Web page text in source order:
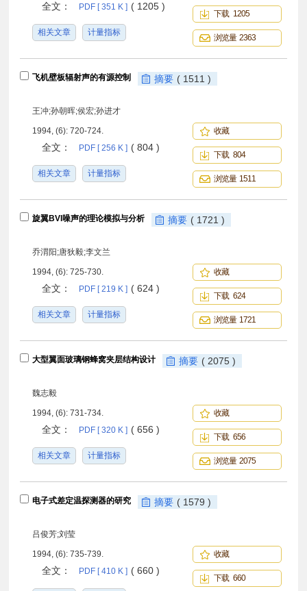
全文： PDF [ 351 K ] ( 1205 )
相关文章 计量指标
下载 1205
浏览量 2363
飞机壁板辐射声的有源控制 摘要 ( 1511 )
王冲;孙朝晖;侯宏;孙进才
1994, (6): 720-724.
全文： PDF [ 256 K ] ( 804 )
相关文章 计量指标
收藏
下载 804
浏览量 1511
旋翼BVI噪声的理论模拟与分析 摘要 ( 1721 )
乔渭阳;唐狄毅;李文兰
1994, (6): 725-730.
全文： PDF [ 219 K ] ( 624 )
相关文章 计量指标
收藏
下载 624
浏览量 1721
大型翼面玻璃钢蜂窝夹层结构设计 摘要 ( 2075 )
魏志毅
1994, (6): 731-734.
全文： PDF [ 320 K ] ( 656 )
相关文章 计量指标
收藏
下载 656
浏览量 2075
电子式差定温探测器的研究 摘要 ( 1579 )
吕俊芳;刘莹
1994, (6): 735-739.
全文： PDF [ 410 K ] ( 660 )
收藏
下载 660